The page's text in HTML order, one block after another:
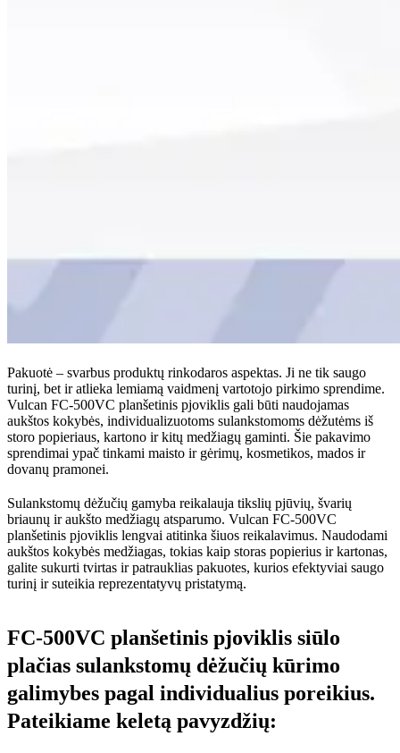
Pakuotė – svarbus produktų rinkodaros aspektas. Ji ne tik saugo
turinį, bet ir atlieka lemiamą vaidmenį vartotojo pirkimo sprendime.
Vulcan FC-500VC planšetinis pjoviklis gali būti naudojamas
aukštos kokybės, individualizuotoms sulankstomoms dėžutėms iš
storo popieriaus, kartono ir kitų medžiagų gaminti. Šie pakavimo
sprendimai ypač tinkami maisto ir gėrimų, kosmetikos, mados ir
dovanų pramonei.
Sulankstomų dėžučių gamyba reikalauja tikslių pjūvių, švarių
briaunų ir aukšto medžiagų atsparumo. Vulcan FC-500VC
planšetinis pjoviklis lengvai atitinka šiuos reikalavimus. Naudodami
aukštos kokybės medžiagas, tokias kaip storas popierius ir kartonas,
galite sukurti tvirtas ir patrauklias pakuotes, kurios efektyviai saugo
turinį ir suteikia reprezentatyvų pristatymą.
FC-500VC planšetinis pjoviklis siūlo
plačias sulankstomų dėžučių kūrimo
galimybes pagal individualius poreikius.
Pateikiame keletą pavyzdžių: